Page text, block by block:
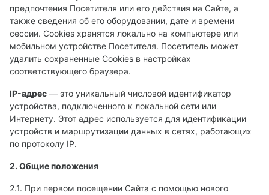
предпочтения Посетителя или его действия на Сайте, а
также сведения об его оборудовании, дате и времени
сессии. Сookies хранятся локально на компьютере или
мобильном устройстве Посетителя. Посетитель может
удалить сохраненные Сookies в настройках
соответствующего браузера.
IP-адрес — это уникальный числовой идентификатор
устройства, подключенного к локальной сети или
Интернету. Этот адрес используется для идентификации
устройств и маршрутизации данных в сетях, работающих
по протоколу IP.
2. Общие положения
2.1. При первом посещении Сайта с помощью нового